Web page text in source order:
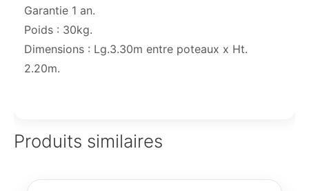
Garantie 1 an.
Poids : 30kg.
Dimensions : Lg.3.30m entre poteaux x Ht.
2.20m.
Produits similaires